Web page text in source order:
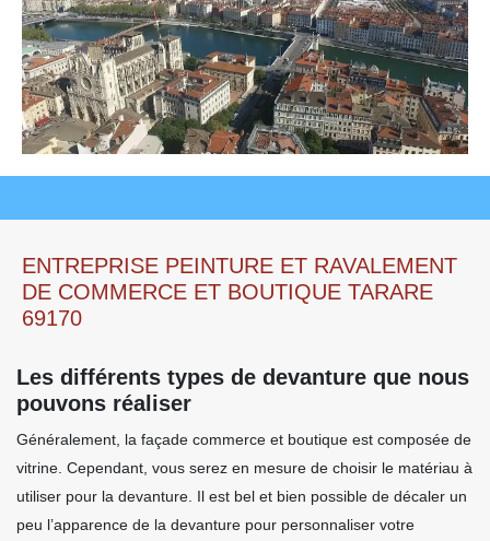
ENTREPRISE PEINTURE ET RAVALEMENT
DE COMMERCE ET BOUTIQUE TARARE
69170
Les différents types de devanture que nous
pouvons réaliser
Généralement, la façade commerce et boutique est composée de
vitrine. Cependant, vous serez en mesure de choisir le matériau à
utiliser pour la devanture. Il est bel et bien possible de décaler un
peu l’apparence de la devanture pour personnaliser votre